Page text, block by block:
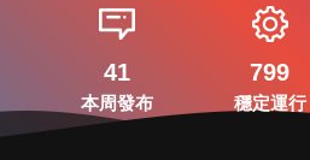
41
本周發布
799
穩定運行